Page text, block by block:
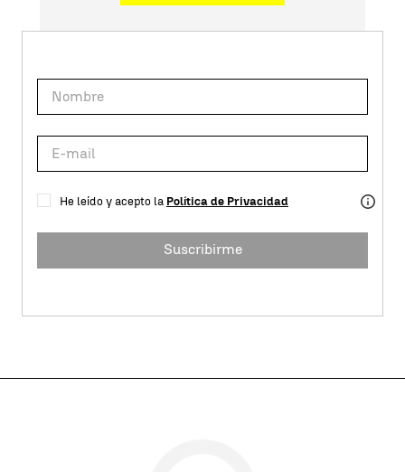
He leído y acepto la Política de Privacidad
Suscribirme